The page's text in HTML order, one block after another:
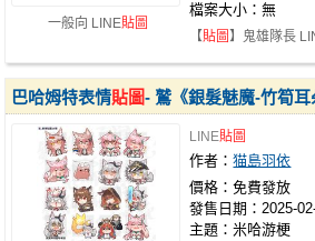
一般向 LINE貼圖
檔案大小：無
【貼圖 】鬼雄隊長
巴哈姆特表情貼圖- 鷲《銀髮魅魔-竹筍耳
LINE貼圖
作者：猫島羽依
價格：免費發放
發售日期：2025-
主題：米哈游梗